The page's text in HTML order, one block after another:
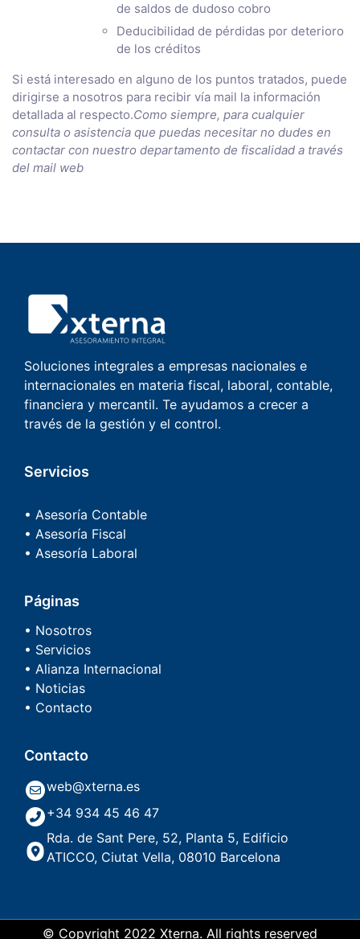
de saldos de dudoso cobro
Deducibilidad de pérdidas por deterioro
de los créditos
Si está interesado en alguno de los puntos tratados, puede
dirigirse a nosotros para recibir vía mail la información
detallada al respecto.Como siempre, para cualquier
consulta o asistencia que puedas necesitar no dudes en
contactar con nuestro departamento de fiscalidad a través
del mail web
Soluciones integrales a empresas nacionales e
internacionales en materia fiscal, laboral, contable,
financiera y mercantil. Te ayudamos a crecer a
través de la gestión y el control.
Servicios
• Asesoría Contable
• Asesoría Fiscal
• Asesoría Laboral
Páginas
• Nosotros
• Servicios
• Alianza Internacional
• Noticias
• Contacto
Contacto
web@xterna.es
+34 934 45 46 47
Rda. de Sant Pere, 52, Planta 5, Edificio
ATICCO, Ciutat Vella, 08010 Barcelona
© Copyright 2022 Xterna. All rights reserved